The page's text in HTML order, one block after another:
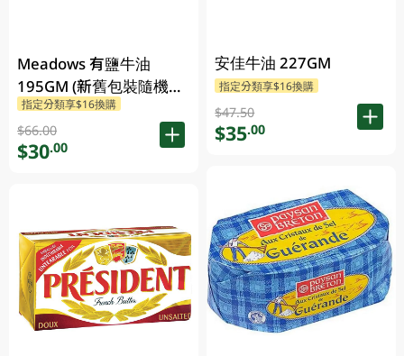
Meadows 有鹽牛油
195GM (新舊包裝隨機發
貨)
指定分類享$16換購
$66.00
$30.00
安佳牛油 227GM
指定分類享$16換購
$47.50
$35.00